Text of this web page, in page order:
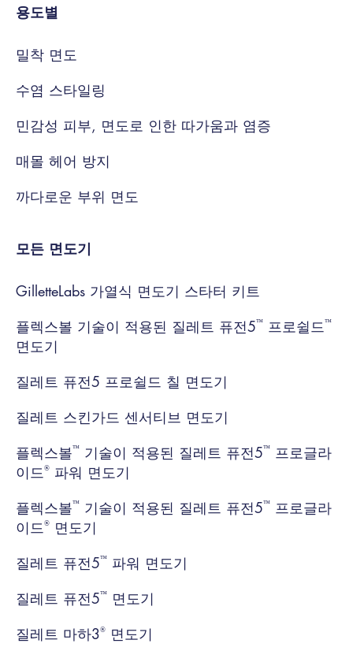
용도별
밀착 면도
수염 스타일링
민감성 피부, 면도로 인한 따가움과 염증
매몰 헤어 방지
까다로운 부위 면도
모든 면도기
GilletteLabs 가열식 면도기 스타터 키트
플렉스볼 기술이 적용된 질레트 퓨전5™ 프로쉴드 ™
면도기
질레트 퓨전5 프로쉴드 칠 면도기
질레트 스킨가드 센서티브 면도기
플렉스볼™ 기술이 적용된 질레트 퓨전5™ 프로글라
이드 ® 파워 면도기
플렉스볼™ 기술이 적용된 질레트 퓨전5™ 프로글라
이드 ® 면도기
질레트 퓨전5™ 파워 면도기
질레트 퓨전5™ 면도기
질레트 마하3® 면도기